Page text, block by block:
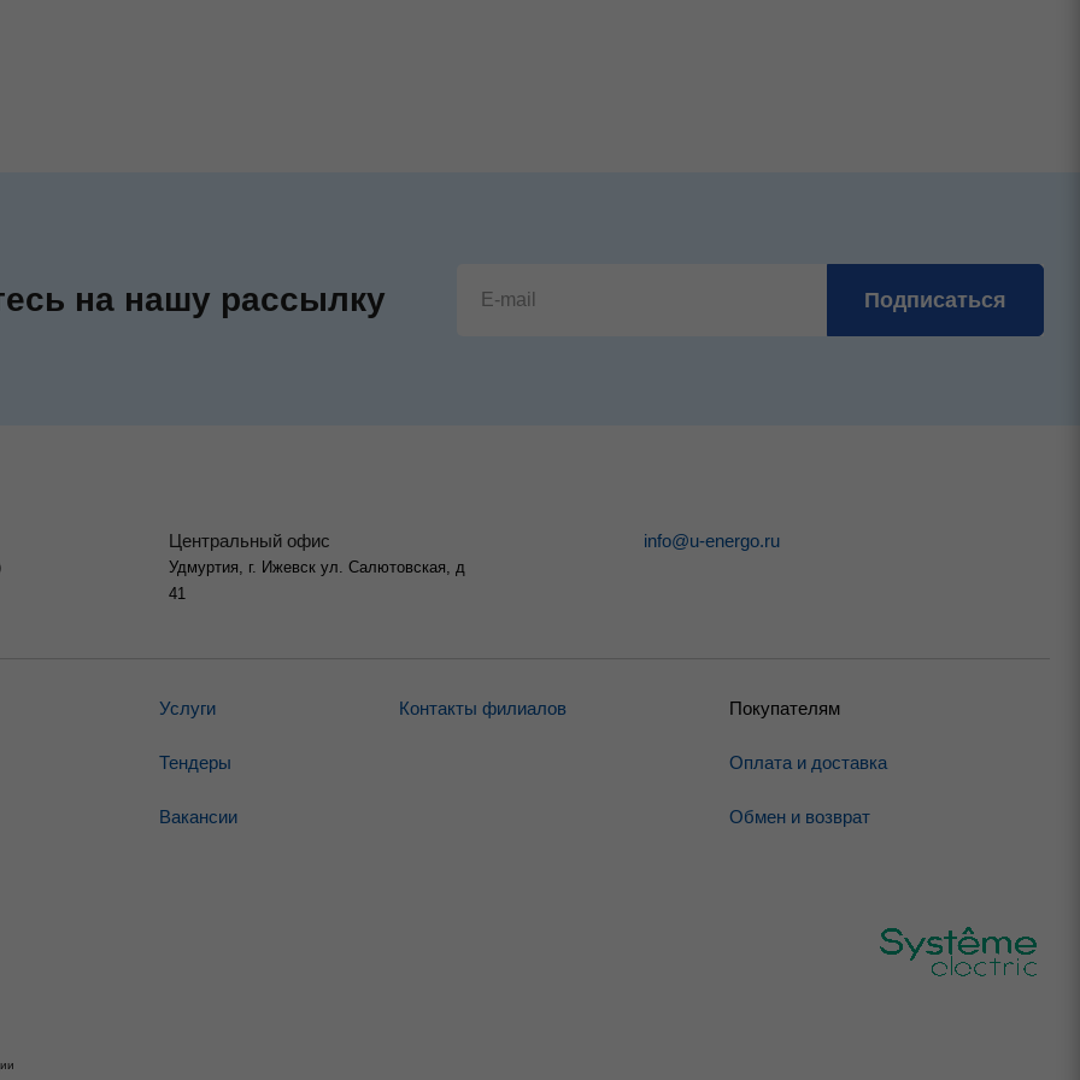
на нашу рассылку
Центральный офис
Удмуртия, г. Ижевск ул. Салютовская, д
41
info@u-energo.ru
Услуги
Тендеры
Вакансии
Контакты филиалов Покупателям
Оплата и доставка
Обмен и возврат